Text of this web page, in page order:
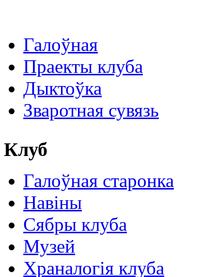
Галоўная
Праекты клуба
Дыктоўка
Зваротная сувязь
Клуб
Галоўная старонка
Навіны
Сябры клуба
Музей
Храналогія клуба